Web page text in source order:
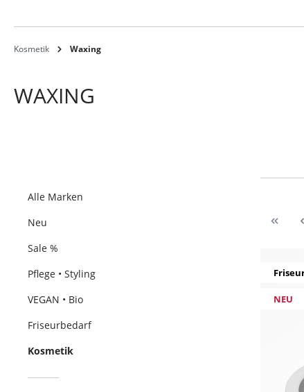
Kosmetik Waxing
WAXING
Alle Marken
Neu
Sale %
Pflege • Styling
VEGAN • Bio
Friseurbedarf
Kosmetik
NEU